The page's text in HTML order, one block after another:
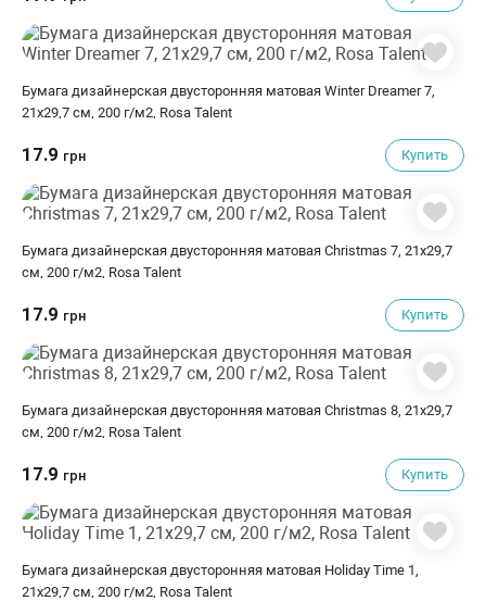
Бумага дизайнерская двусторонняя матовая Winter Dreamer 7,
21х29,7 см, 200 г/м2, Rosa Talent
17.9 грн Купить
Бумага дизайнерская двусторонняя матовая Christmas 7, 21х29,7
см, 200 г/м2, Rosa Talent
17.9 грн Купить
Бумага дизайнерская двусторонняя матовая Christmas 8, 21х29,7
см, 200 г/м2, Rosa Talent
17.9 грн Купить
Бумага дизайнерская двусторонняя матовая Holiday Time 1,
21х29,7 см, 200 г/м2, Rosa Talent